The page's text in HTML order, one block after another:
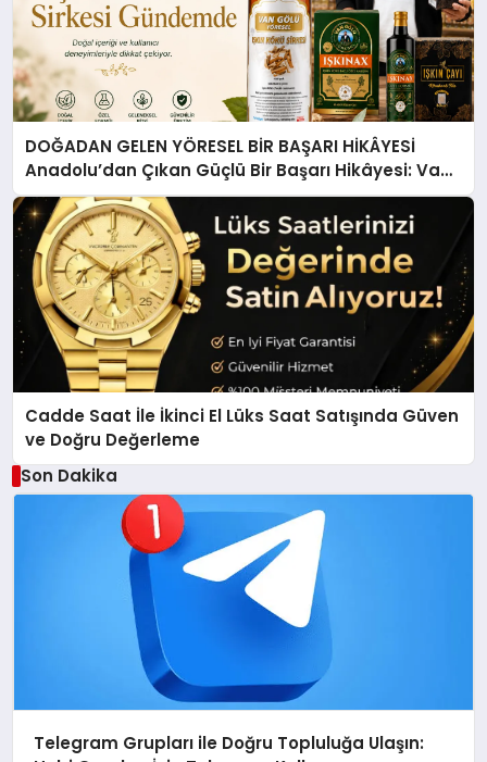
DOĞADAN GELEN YÖRESEL BİR BAŞARI HİKÂYESİ
Anadolu’dan Çıkan Güçlü Bir Başarı Hikâyesi: Van
Gölü Yöresel Işkın Kökü Sirkesi
Cadde Saat İle İkinci El Lüks Saat Satışında Güven
ve Doğru Değerleme
Son Dakika
Telegram Grupları ile Doğru Topluluğa Ulaşın: